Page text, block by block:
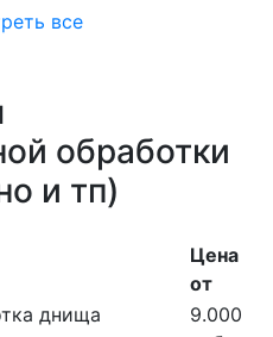
все
обработки
и тп)
Цена
от
днища
9.000